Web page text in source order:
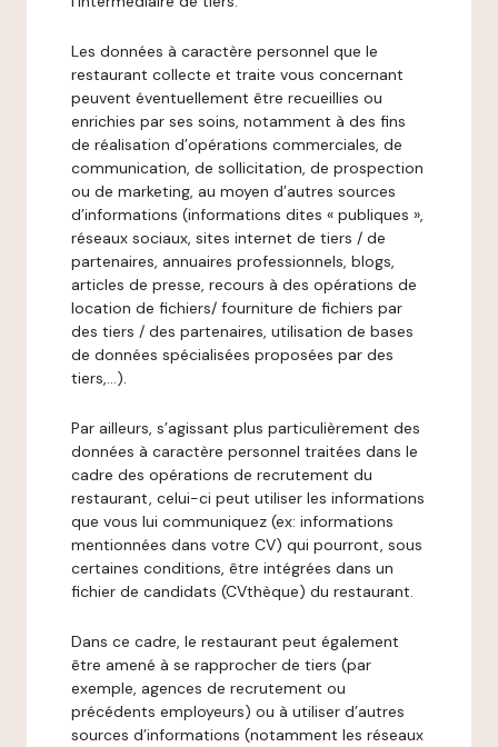
Les données à caractère personnel que le
restaurant collecte et traite vous concernant
peuvent éventuellement être recueillies ou
enrichies par ses soins, notamment à des fins
de réalisation d’opérations commerciales, de
communication, de sollicitation, de prospection
ou de marketing, au moyen d’autres sources
d’informations (informations dites « publiques »,
réseaux sociaux, sites internet de tiers / de
partenaires, annuaires professionnels, blogs,
articles de presse, recours à des opérations de
location de fichiers/ fourniture de fichiers par
des tiers / des partenaires, utilisation de bases
de données spécialisées proposées par des
tiers,…).
Par ailleurs, s’agissant plus particulièrement des
données à caractère personnel traitées dans le
cadre des opérations de recrutement du
restaurant, celui-ci peut utiliser les informations
que vous lui communiquez (ex: informations
mentionnées dans votre CV) qui pourront, sous
certaines conditions, être intégrées dans un
fichier de candidats (CVthèque) du restaurant.
Dans ce cadre, le restaurant peut également
être amené à se rapprocher de tiers (par
exemple, agences de recrutement ou
précédents employeurs) ou à utiliser d’autres
sources d’informations (notamment les réseaux